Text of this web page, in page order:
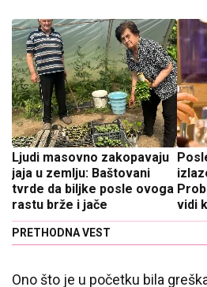
Ljudi masovno zakopavaju
jaja u zemlju: Baštovani
tvrde da biljke posle ovoga
rastu brže i jače
PRETHODNA VEST
vidi
koje
Ono što je u početku bila